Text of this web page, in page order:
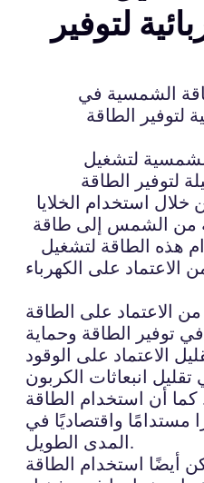
لتوفير
الشمسية في
لتوفير الطاقة
لتشغيل
لتوفير الطاقة
خلال استخدام الخلايا
من الشمس إلى طاقة
هذه الطاقة لتشغيل
الاعتماد على الكهرباء
من الاعتماد على الطاقة
توفير الطاقة وحماية
الاعتماد على الوقود
تقليل انبعاثات الكربون
كما أن استخدام الطاقة
مستدامًا واقتصاديًا في
المدى الطويل.
أيضًا استخدام الطاقة